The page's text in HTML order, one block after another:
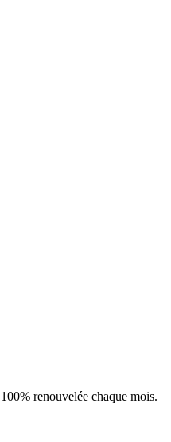
renouvelée chaque mois.